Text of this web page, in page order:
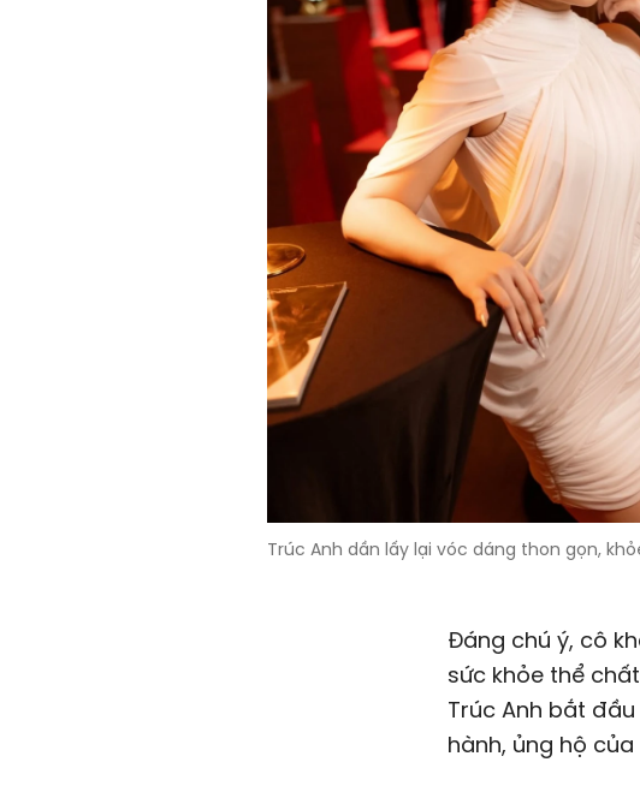
Trúc Anh dần lấy lại vóc dáng thon gọn,
Đáng chú ý, cô
sức khỏe thể
Trúc Anh bắt
hành, ủng hộ